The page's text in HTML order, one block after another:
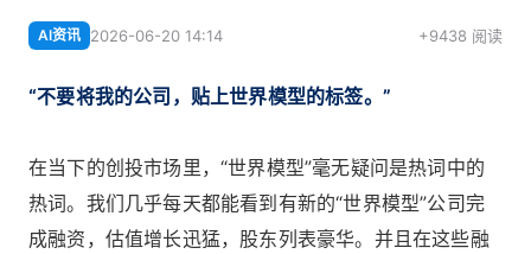
AI资讯 2026-06-20 14:14 +9438 阅读
“不要将我的公司，贴上世界模型的标签。”
在当下的创投市场里，“世界模型”毫无疑问是热词中的
热词。我们几乎每天都能看到有新的“世界模型”公司完
成融资，估值增长迅猛，股东列表豪华。并且在这些融